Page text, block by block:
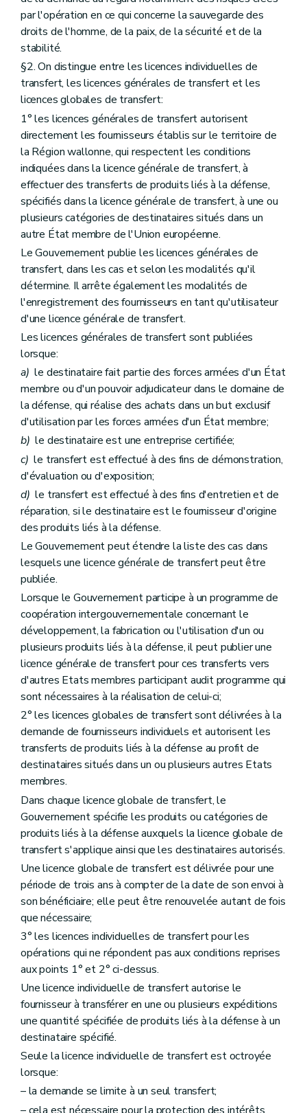
par l'opération en ce qui concerne la sauvegarde des
droits de l'homme, de la paix, de la sécurité et de la
stabilité.
§2. On distingue entre les licences individuelles de
transfert, les licences générales de transfert et les
licences globales de transfert:
1° les licences générales de transfert autorisent
directement les fournisseurs établis sur le territoire de
la Région wallonne, qui respectent les conditions
indiquées dans la licence générale de transfert, à
effectuer des transferts de produits liés à la défense,
spécifiés dans la licence générale de transfert, à une ou
plusieurs catégories de destinataires situés dans un
autre État membre de l'Union européenne.
Le Gouvernement publie les licences générales de
transfert, dans les cas et selon les modalités qu'il
détermine. Il arrête également les modalités de
l'enregistrement des fournisseurs en tant qu'utilisateur
d'une licence générale de transfert.
Les licences générales de transfert sont publiées
lorsque:
a) le destinataire fait partie des forces armées d'un État
membre ou d'un pouvoir adjudicateur dans le domaine de
la défense, qui réalise des achats dans un but exclusif
d'utilisation par les forces armées d'un État membre;
b) le destinataire est une entreprise certifiée;
c) le transfert est effectué à des fins de démonstration,
d'évaluation ou d'exposition;
d) le transfert est effectué à des fins d'entretien et de
réparation, si le destinataire est le fournisseur d'origine
des produits liés à la défense.
Le Gouvernement peut étendre la liste des cas dans
lesquels une licence générale de transfert peut être
publiée.
Lorsque le Gouvernement participe à un programme de
coopération intergouvernementale concernant le
développement, la fabrication ou l'utilisation d'un ou
plusieurs produits liés à la défense, il peut publier une
licence générale de transfert pour ces transferts vers
d'autres Etats membres participant audit programme qui
sont nécessaires à la réalisation de celui-ci;
2° les licences globales de transfert sont délivrées à la
demande de fournisseurs individuels et autorisent les
transferts de produits liés à la défense au profit de
destinataires situés dans un ou plusieurs autres Etats
membres.
Dans chaque licence globale de transfert, le
Gouvernement spécifie les produits ou catégories de
produits liés à la défense auxquels la licence globale de
transfert s'applique ainsi que les destinataires autorisés.
Une licence globale de transfert est délivrée pour une
période de trois ans à compter de la date de son envoi à
son bénéficiaire; elle peut être renouvelée autant de fois
que nécessaire;
3° les licences individuelles de transfert pour les
opérations qui ne répondent pas aux conditions reprises
aux points 1° et 2° ci-dessus.
Une licence individuelle de transfert autorise le
fournisseur à transférer en une ou plusieurs expéditions
une quantité spécifiée de produits liés à la défense à un
destinataire spécifié.
Seule la licence individuelle de transfert est octroyée
lorsque:
– la demande se limite à un seul transfert;